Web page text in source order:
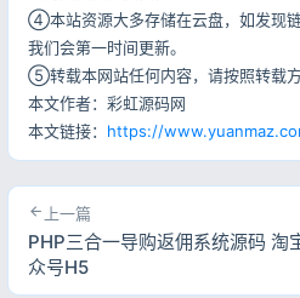
④本站资源大多存储在云盘，如发现链
我们会第一时间更新。
⑤转载本网站任何内容，请按照转载方
本文作者：彩虹源码网
本文链接： https://
上一篇
PHP三合一导购返佣系统源码 淘
众号H5